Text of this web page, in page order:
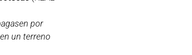
por
un terreno